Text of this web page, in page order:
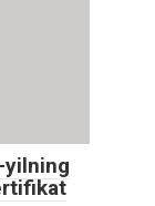
yilning